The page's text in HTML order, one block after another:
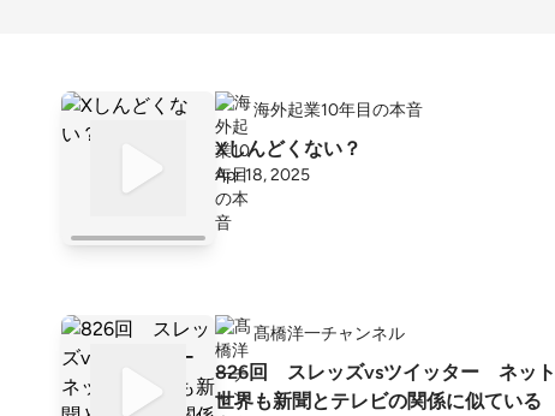
海外起業10年目の本音
Xしんどくない？
Apr 18, 2025
髙橋洋一チャンネル
826回 スレッズvsツイッター ネッ
世界も新聞とテレビの関係に似ている